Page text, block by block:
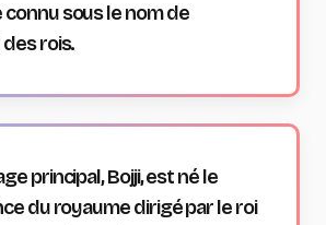
sous le nom de
rois.
principal, Bojji, est né le
du royaume dirigé par le roi